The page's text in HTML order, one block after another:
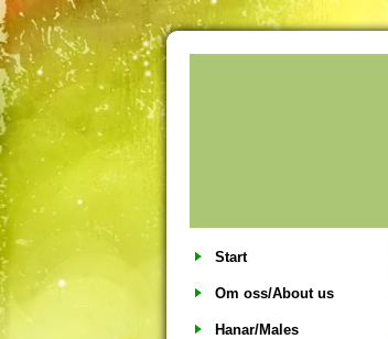
Start
Om oss/About us
Hanar/Males